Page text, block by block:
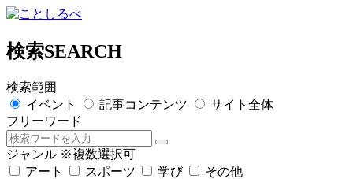
検索SEARCH
検索範囲
イベント
記事コンテンツ
サイト全体
フリーワード
ジャンル ※複数選択可
アート
スポーツ 学び
その他